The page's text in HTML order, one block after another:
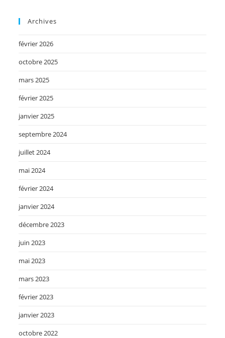
Archives
février 2026
octobre 2025
mars 2025
février 2025
janvier 2025
septembre 2024
juillet 2024
mai 2024
février 2024
janvier 2024
décembre 2023
juin 2023
mai 2023
mars 2023
février 2023
janvier 2023
octobre 2022